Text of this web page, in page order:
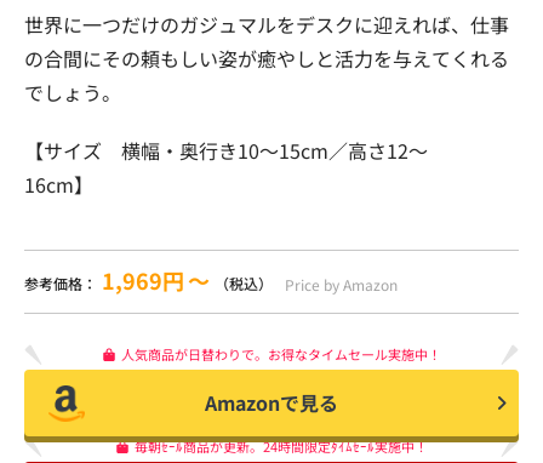
世界に一つだけのガジュマルをデスクに迎えれば、仕事
の合間にその頼もしい姿が癒やしと活力を与えてくれる
でしょう。
【サイズ 横幅・奥行き10〜15cm／高さ12〜
16cm】
参考価格： 1,969円〜 （税込） Price by Amazon
人気商品が日替わりで。お得なタイムセール実施中！
Amazonで見る
毎朝ｾｰﾙ商品が更新。24時間限定ﾀｲﾑｾｰﾙ実施中！